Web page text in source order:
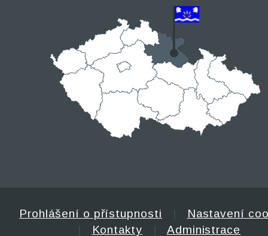
Prohlášení o přístupnosti
Nastavení
Kontakty Administrace